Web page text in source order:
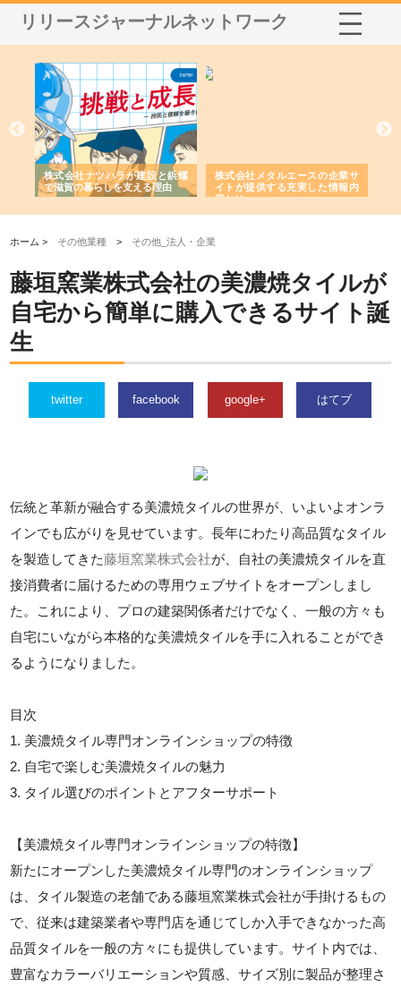
リリースジャーナルネットワーク
株式会社ナツハラが建設と鋲螺
で滋賀の暮らしを支える理由
株式会社メタルエースの企業サ
イトが提供する充実した情報内
容とは
ホーム > その他業種 > その他_法人・企業
藤垣窯業株式会社の美濃焼タイルが
自宅から簡単に購入できるサイト誕
生
twitter facebook google+ はてブ
伝統と革新が融合する美濃焼タイルの世界が、いよいよオンラ
インでも広がりを見せています。長年にわたり高品質なタイル
を製造してきた藤垣窯業株式会社が、自社の美濃焼タイルを直
接消費者に届けるための専用ウェブサイトをオープンしまし
た。これにより、プロの建築関係者だけでなく、一般の方々も
自宅にいながら本格的な美濃焼タイルを手に入れることができ
るようになりました。
目次
1. 美濃焼タイル専門オンラインショップの特徴
2. 自宅で楽しむ美濃焼タイルの魅力
3. タイル選びのポイントとアフターサポート
【美濃焼タイル専門オンラインショップの特徴】
新たにオープンした美濃焼タイル専門のオンラインショップ
は、タイル製造の老舗である藤垣窯業株式会社が手掛けるもの
で、従来は建築業者や専門店を通じてしか入手できなかった高
品質タイルを一般の方々にも提供しています。サイト内では、
豊富なカラーバリエーションや質感、サイズ別に製品が整理さ